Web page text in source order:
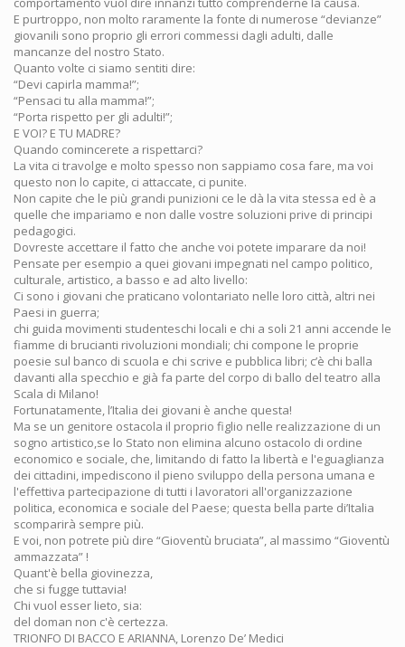
E purtroppo, non molto raramente la fonte di numerose “devianze”
giovanili sono proprio gli errori commessi dagli adulti, dalle
mancanze del nostro Stato.
Quanto volte ci siamo sentiti dire:
“Devi capirla mamma!”;
“Pensaci tu alla mamma!”;
“Porta rispetto per gli adulti!”;
E VOI? E TU MADRE?
Quando comincerete a rispettarci?
La vita ci travolge e molto spesso non sappiamo cosa fare, ma voi
questo non lo capite, ci attaccate, ci punite.
Non capite che le più grandi punizioni ce le dà la vita stessa ed è a
quelle che impariamo e non dalle vostre soluzioni prive di principi
pedagogici.
Dovreste accettare il fatto che anche voi potete imparare da noi!
Pensate per esempio a quei giovani impegnati nel campo politico,
culturale, artistico, a basso e ad alto livello:
Ci sono i giovani che praticano volontariato nelle loro città, altri nei
Paesi in guerra;
chi guida movimenti studenteschi locali e chi a soli 21 anni accende le
fiamme di brucianti rivoluzioni mondiali; chi compone le proprie
poesie sul banco di scuola e chi scrive e pubblica libri; c’è chi balla
davanti alla specchio e già fa parte del corpo di ballo del teatro alla
Scala di Milano!
Fortunatamente, l’Italia dei giovani è anche questa!
Ma se un genitore ostacola il proprio figlio nelle realizzazione di un
sogno artistico,se lo Stato non elimina alcuno ostacolo di ordine
economico e sociale, che, limitando di fatto la libertà e l'eguaglianza
dei cittadini, impediscono il pieno sviluppo della persona umana e
l'effettiva partecipazione di tutti i lavoratori all'organizzazione
politica, economica e sociale del Paese; questa bella parte di’Italia
scomparirà sempre più.
E voi, non potrete più dire “Gioventù bruciata”, al massimo “Gioventù
ammazzata” !
Quant'è bella giovinezza,
che si fugge tuttavia!
Chi vuol esser lieto, sia:
del doman non c'è certezza.
TRIONFO DI BACCO E ARIANNA, Lorenzo De’ Medici